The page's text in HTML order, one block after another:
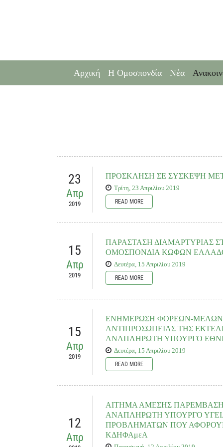
Αρχική Η Ομοσπονδία Νέα
23
Απρ
2019
ΠΡΟΣΚΛΗΣΗ ΣΕ ΣΥΣΚΕΨΗ
Τρίτη, 23 Απριλίου 2019
READ MORE
Σας ενημερώνουμε ότι κατά τη διάρκεια της συνεδρίασης
15
Απρ
2019
ΠΑΡΑΣΤΑΣΗ ΔΙΑΜΑΡΤΥΡΙΑΣ
ΟΜΟΣΠΟΝΔΙΑ ΚΩΦΩΝ
Δευτέρα, 15 Απριλίου 2019
READ MORE
Η ΠΟΣΓΚΑμεΑ καλεί όλα τα μέλη της, τους γονείς-
15
Απρ
2019
ΕΝΗΜΕΡΩΣΗ ΦΟΡΕΩΝ-ΜΕΛΩΝ
ΑΝΤΙΠΡΟΣΩΠΕΙΑΣ ΤΗΣ
ΑΝΑΠΛΗΡΩΤΗ ΥΠΟΥΡΓΟ
Δευτέρα, 15 Απριλίου 2019
READ MORE
Σε απόλυτα εποικοδομητικό κλίμα προς στην κατεύθυνση
12
Απρ
ΑΙΤΗΜΑ ΑΜΕΣΗΣ
ΑΝΑΠΛΗΡΩΤΗ ΥΠΟΥΡΓΟ
ΠΡΟΒΛΗΜΑΤΩΝ ΠΟΥ ΑΦΟΡΟΥΝ
ΚΔΗΦΑμεΑ